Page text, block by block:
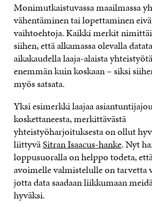
Monimutkaistuvassa maailmassa
vähentäminen tai lopettaminen
vaihtoehtoja. Kaikki merkit
siihen, että alkamassa olevalla
aikakaudella laaja-alaista
enemmän kuin koskaan – siksi
myös satsata.
Yksi esimerkki laajaa
koskettaneesta, merkittävästä
yhteistyöharjoituksesta on ollut
liittyväSitran Isaacus-hanke. Nyt
loppusuoralla on helppo todeta,
avoimelle valmistelulle on tarvetta
jotta data saadaan liikkumaan
hyväksi.